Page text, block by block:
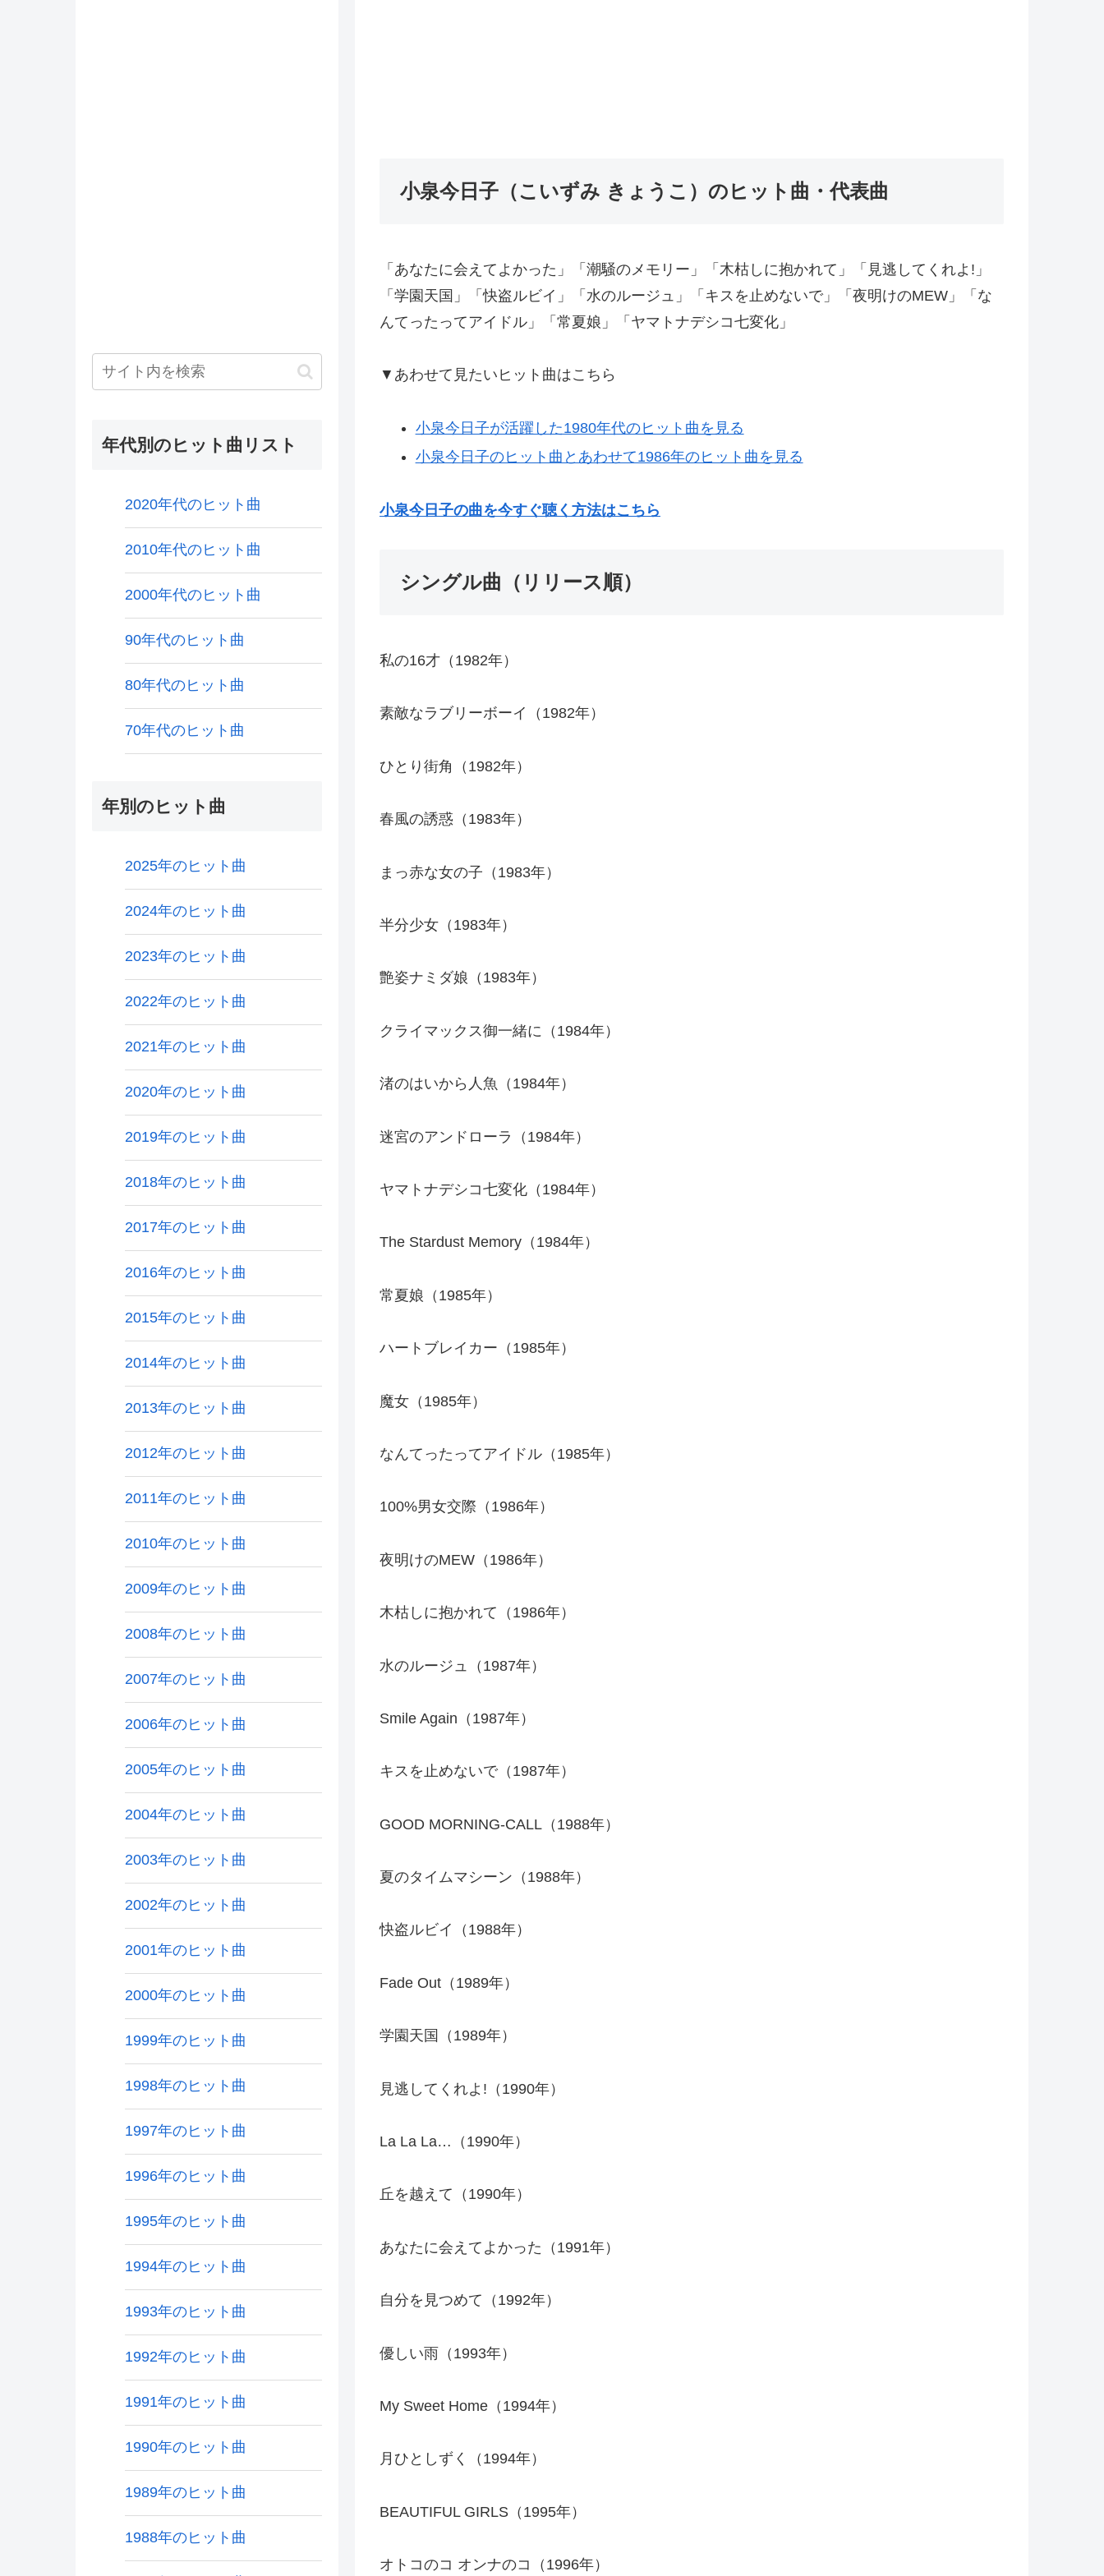
小泉今日子（こいずみ きょうこ）のヒット曲・代表曲
「あなたに会えてよかった」「潮騒のメモリー」「木枯しに抱かれて」「見逃してくれよ!」
「学園天国」「快盗ルビイ」「水のルージュ」「キスを止めないで」「夜明けのMEW」「な
んてったってアイドル」「常夏娘」「ヤマトナデシコ七変化」
▼あわせて見たいヒット曲はこちら
小泉今日子が活躍した1980年代のヒット曲を見る
小泉今日子のヒット曲とあわせて1986年のヒット曲を見る
小泉今日子の曲を今すぐ聴く方法はこちら
シングル曲（リリース順）
私の16才（1982年）
素敵なラブリーボーイ（1982年）
ひとり街角（1982年）
春風の誘惑（1983年）
まっ赤な女の子（1983年）
半分少女（1983年）
艶姿ナミダ娘（1983年）
クライマックス御一緒に（1984年）
渚のはいから人魚（1984年）
迷宮のアンドローラ（1984年）
ヤマトナデシコ七変化（1984年）
The Stardust Memory（1984年）
常夏娘（1985年）
ハートブレイカー（1985年）
魔女（1985年）
なんてったってアイドル（1985年）
100%男女交際（1986年）
夜明けのMEW（1986年）
木枯しに抱かれて（1986年）
水のルージュ（1987年）
Smile Again（1987年）
キスを止めないで（1987年）
GOOD MORNING-CALL（1988年）
夏のタイムマシーン（1988年）
快盗ルビイ（1988年）
Fade Out（1989年）
学園天国（1989年）
見逃してくれよ!（1990年）
La La La…（1990年）
丘を越えて（1990年）
あなたに会えてよかった（1991年）
自分を見つめて（1992年）
優しい雨（1993年）
My Sweet Home（1994年）
月ひとしずく（1994年）
BEAUTIFUL GIRLS（1995年）
オトコのコ オンナのコ（1996年）
年代別のヒット曲リスト
2020年代のヒット曲
2010年代のヒット曲
2000年代のヒット曲
90年代のヒット曲
80年代のヒット曲
70年代のヒット曲
年別のヒット曲
2025年のヒット曲
2024年のヒット曲
2023年のヒット曲
2022年のヒット曲
2021年のヒット曲
2020年のヒット曲
2019年のヒット曲
2018年のヒット曲
2017年のヒット曲
2016年のヒット曲
2015年のヒット曲
2014年のヒット曲
2013年のヒット曲
2012年のヒット曲
2011年のヒット曲
2010年のヒット曲
2009年のヒット曲
2008年のヒット曲
2007年のヒット曲
2006年のヒット曲
2005年のヒット曲
2004年のヒット曲
2003年のヒット曲
2002年のヒット曲
2001年のヒット曲
2000年のヒット曲
1999年のヒット曲
1998年のヒット曲
1997年のヒット曲
1996年のヒット曲
1995年のヒット曲
1994年のヒット曲
1993年のヒット曲
1992年のヒット曲
1991年のヒット曲
1990年のヒット曲
1989年のヒット曲
1988年のヒット曲